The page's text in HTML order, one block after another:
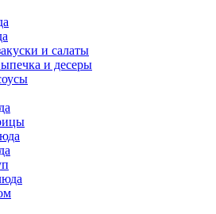
и салаты
и десеры